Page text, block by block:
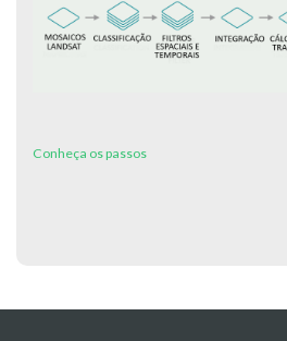
Conheça os passos